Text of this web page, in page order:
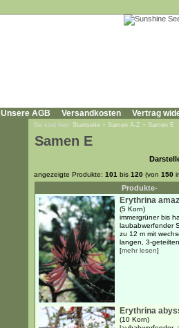
Unsere AGB Versandkosten Vertrag
Sie sind hier: Startseite » Samen A-Z » Samen E
Samen E
angezeigte Produkte: 101 bis 120 (von 150
Produkte-
Erythrina
(5 Korn)
immergrüner bis
laubabwerfender
zu 12 m mit
langen, 3-
[mehr lesen]
Erythrina
(10 Korn)